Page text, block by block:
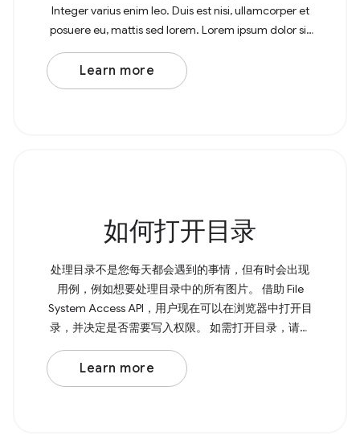
Integer varius enim leo. Duis est nisi, ullamcorper et
posuere eu, mattis sed lorem. Lorem ipsum dolor sit
amet, consectetur adipiscing elit. In at
Learn more
如何打开目录
处理目录不是您每天都会遇到的事情，但有时会出现
用例，例如想要处理目录中的所有图片。 借助 File
System Access API，用户现在可以在浏览器中打开目
录，并决定是否需要写入权限。 如需打开目录，请调
用 showDirectoryPicker() ， 该方法会返回一个包含所
选目录的 Promise。如果您需要写入权限，可以将 {
mode: 'readwrite' } 传递给该方法。 Browser Support
Learn more